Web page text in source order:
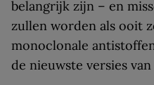
belangrijk zijn – en
zullen worden als ooit
monoclonale
de nieuwste versies